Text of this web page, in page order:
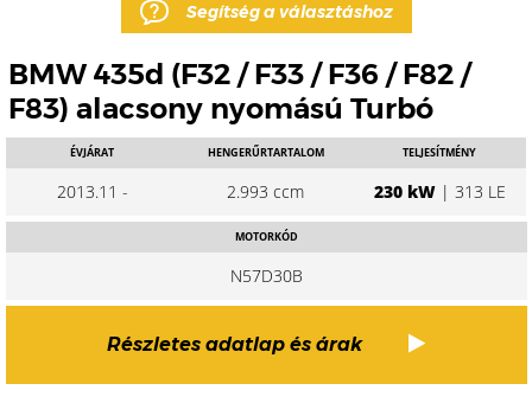
Segítség a választáshoz
BMW 435d (F32 / F33 / F36 / F82 /
F83) alacsony nyomású Turbó
ÉVJÁRAT
2013.11 -
HENGERŰRTARTALOM
2.993 ccm
TELJESÍTMÉNY
230 kW| 313 LE
MOTORKÓD
N57D30B
Részletes adatlap és árak